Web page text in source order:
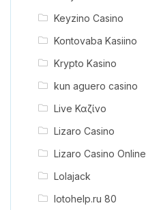
Keyzino Casino
Kontovaba Kasiino
Krypto Kasino
kun aguero casino
Live Καζίνο
Lizaro Casino
Lizaro Casino Online
Lolajack
lotohelp.ru 80